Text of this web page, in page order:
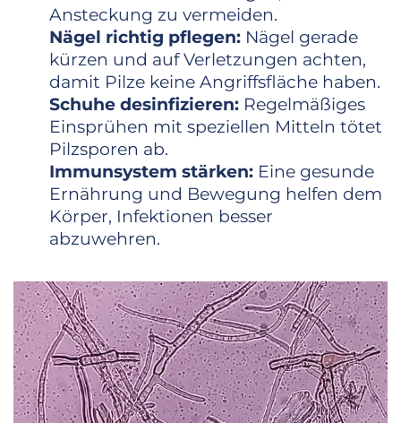
Ansteckung zu vermeiden.
Nägel richtig pflegen: Nägel gerade
kürzen und auf Verletzungen achten,
damit Pilze keine Angriffsfläche haben.
Schuhe desinfizieren: Regelmäßiges
Einsprühen mit speziellen Mitteln tötet
Pilzsporen ab.
Immunsystem stärken: Eine gesunde
Ernährung und Bewegung helfen dem
Körper, Infektionen besser
abzuwehren.